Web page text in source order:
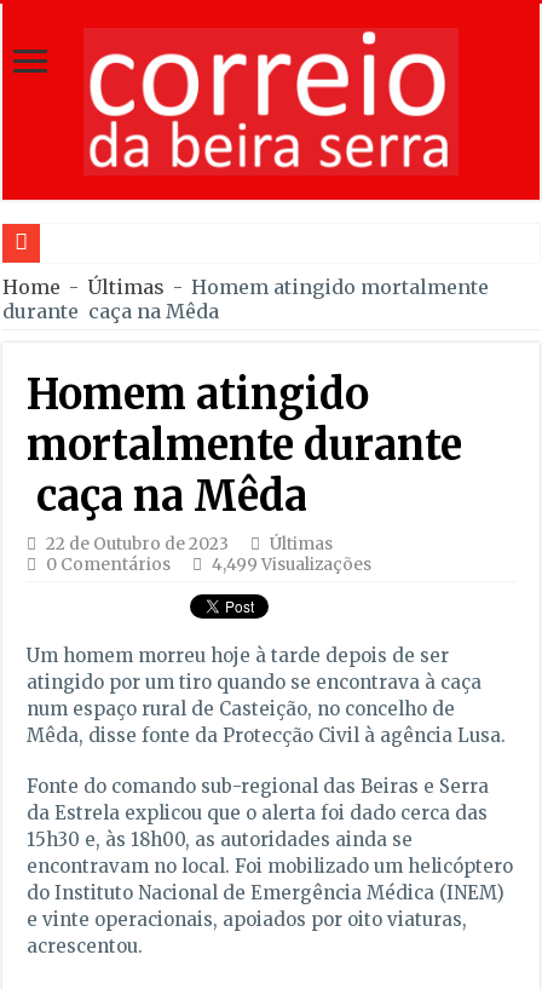
Home - Últimas - Homem atingido mortalmente
durante caça na Mêda
Homem atingido
mortalmente durante
caça na Mêda
22 de Outubro de 2023
Últimas
0 Comentários
4,499 Visualizações
Um homem morreu hoje à tarde depois de ser
atingido por um tiro quando se encontrava à caça
num espaço rural de Casteição, no concelho de
Mêda, disse fonte da Protecção Civil à agência Lusa.
Fonte do comando sub-regional das Beiras e Serra
da Estrela explicou que o alerta foi dado cerca das
15h30 e, às 18h00, as autoridades ainda se
encontravam no local. Foi mobilizado um helicóptero
do Instituto Nacional de Emergência Médica (INEM)
e vinte operacionais, apoiados por oito viaturas,
acrescentou.